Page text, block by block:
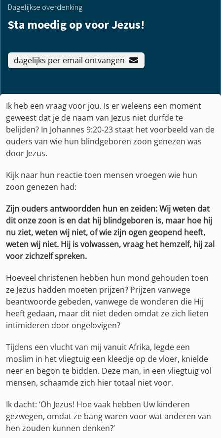
Dagelijkse overdenking
Sta moedig op voor Jezus!
dagelijks per email ontvangen
Ik heb een vraag voor jou. Is er weleens een moment
geweest dat je de naam van Jezus niet durfde te
belijden? In Johannes 9:20-23 staat het voorbeeld van de
ouders van wie hun blindgeboren zoon genezen was
door Jezus.
Kijk naar hun reactie toen mensen vroegen wie hun
zoon genezen had:
Zijn ouders antwoordden hun en zeiden: Wij weten dat
dit onze zoon is en dat hij blindgeboren is, maar hoe hij
nu ziet, weten wij niet, of wie zijn ogen geopend heeft,
weten wij niet. Hij is volwassen, vraag het hemzelf, hij zal
voor zichzelf spreken.
Hoeveel christenen hebben hun mond gehouden toen
ze Jezus hadden moeten prijzen? Prijzen vanwege
beantwoorde gebeden, vanwege de wonderen die Hij
heeft gedaan, maar dit niet deden omdat ze zich lieten
intimideren door ongelovigen?
Tijdens een vlucht van mij vanuit Afrika, legde een
moslim in het vliegtuig een kleedje op de vloer, knielde
neer en begon te bidden. Deze man, in een vliegtuig vol
mensen, schaamde zich hier totaal niet voor.
Ik dacht: ‘Oh Jezus! Hoe vaak hebben Uw kinderen
gezwegen, omdat ze bang waren voor wat anderen van
hen zouden kunnen denken?’